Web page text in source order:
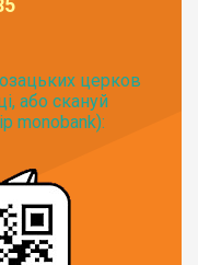
церков
або скануй
monobank):